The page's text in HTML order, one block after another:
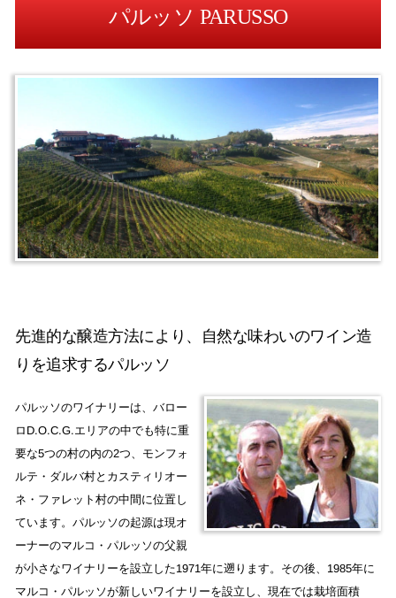
パルッソ PARUSSO
先進的な醸造方法により、自然な味わいのワイン造
りを追求するパルッソ
パルッソのワイナリーは、バロー
ロD.O.C.G.エリアの中でも特に重
要な5つの村の内の2つ、モンフォ
ルテ・ダルバ村とカスティリオー
ネ・ファレット村の中間に位置し
ています。パルッソの起源は現オ
ーナーのマルコ・パルッソの父親
が小さなワイナリーを設立した1971年に遡ります。その後、1985年に
マルコ・パルッソが新しいワイナリーを設立し、現在では栽培面積